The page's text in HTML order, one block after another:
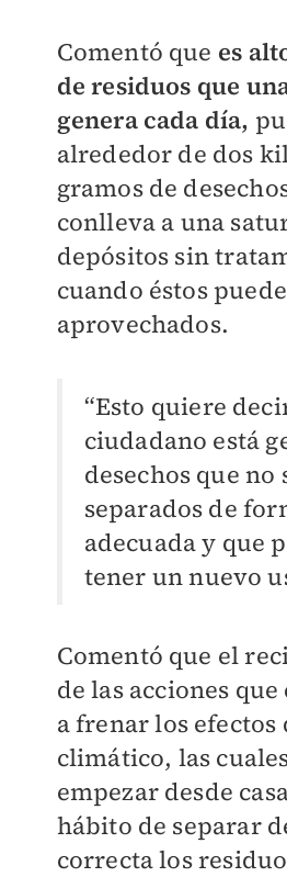
Comentó que es
de residuos que
genera cada día,
alrededor de dos
gramos de
conlleva a una
depósitos sin
cuando éstos
aprovechados.
“Esto quiere
ciudadano está
desechos que no
separados de
adecuada y que
tener un nuevo
Comentó que el
de las acciones
a frenar los
climático, las
empezar desde
hábito de separar
correcta los